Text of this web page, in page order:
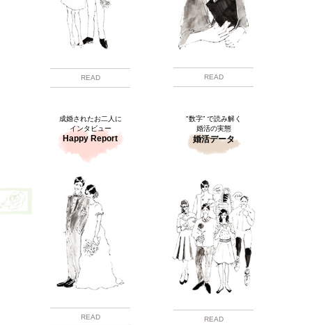
READ READ
成婚されたお二人に
インタビュー
Happy Report
READ
"数字” で読み解く
婚活の実態
婚活データ
READ